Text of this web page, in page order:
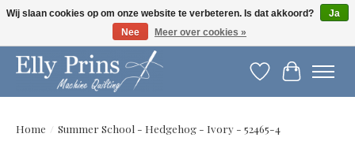
Let op: gewijzigde openingstijden!
Verlanglijst
Home / Summer School - Hedgehog - Ivory - 52465-4
Wij slaan cookies op om onze website te verbeteren. Is dat akkoord?
Ja
Nee
Meer over cookies »